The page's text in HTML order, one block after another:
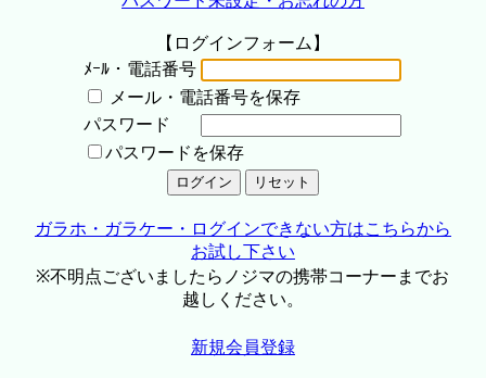
【ログインフォーム】
ﾒｰﾙ・電話番号
メール・電話番号を保存
パスワード
パスワードを保存
ガラホ・ガラケー・ログインできない方はこちらから
お試し下さい
※不明点ございましたらノジマの携帯コーナーまでお
越しください。
新規会員登録